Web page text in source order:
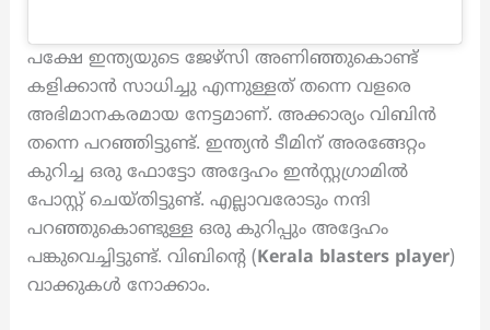
പക്ഷേ ഇന്ത്യയുടെ ജേഴ്സി അണിഞ്ഞുകൊണ്ട്
കളിക്കാൻ സാധിച്ചു എന്നുള്ളത് തന്നെ വളരെ
അഭിമാനകരമായ നേട്ടമാണ്. അക്കാര്യം വിബിൻ
തന്നെ പറഞ്ഞിട്ടുണ്ട്. ഇന്ത്യൻ ടീമിന് അരങ്ങേറ്റം
കുറിച്ച ഒരു ഫോട്ടോ അദ്ദേഹം ഇൻസ്റ്റഗ്രാമിൽ
പോസ്റ്റ് ചെയ്തിട്ടുണ്ട്. എല്ലാവരോടും നന്ദി
പറഞ്ഞുകൊണ്ടുള്ള ഒരു കുറിപ്പും അദ്ദേഹം
പങ്കുവെച്ചിട്ടുണ്ട്. വിബിന്റെ (Kerala blasters player)
വാക്കുകൾ നോക്കാം.